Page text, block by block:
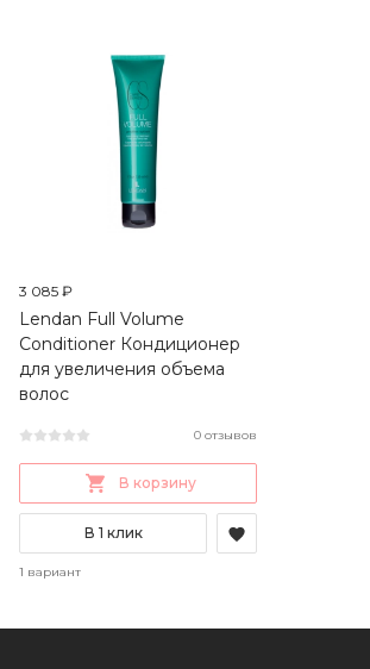
3 085 ₽
Lendan Full Volume
Conditioner Кондиционер
для увеличения объема
волос
0 отзывов
В корзину
В 1 клик
1 вариант